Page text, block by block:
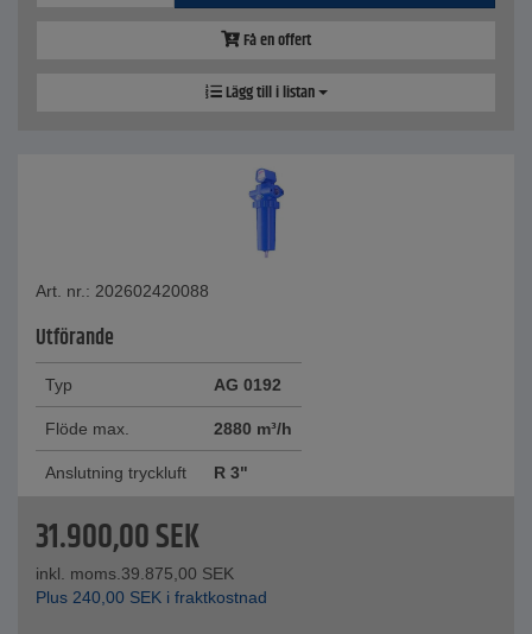
Få en offert
Lägg till i listan
Art. nr.: 202602420088
Utförande
Typ AG 0192
Flöde max. 2880 m³/h
Anslutning tryckluft R 3"
31.900,00SEK
inkl. moms.39.875,00 SEK
Plus 240,00 SEK i fraktkostnad